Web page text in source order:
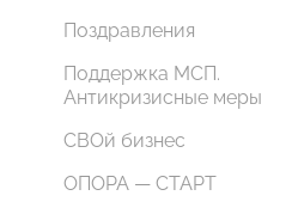
Поздравления
Поддержка МСП.
Антикризисные меры
СВОй бизнес
ОПОРА — СТАРТ